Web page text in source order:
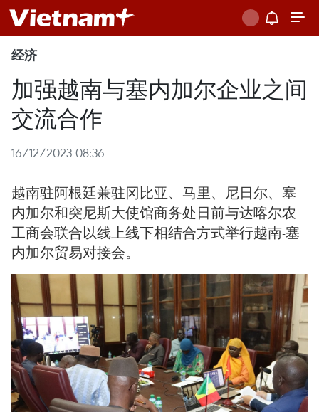
经济
加强越南与塞内加尔企业之间
交流合作
16/12/2023 08:36
越南驻阿根廷兼驻冈比亚、马里、尼日尔、塞
内加尔和突尼斯大使馆商务处日前与达喀尔农
工商会联合以线上线下相结合方式举行越南-塞
内加尔贸易对接会。